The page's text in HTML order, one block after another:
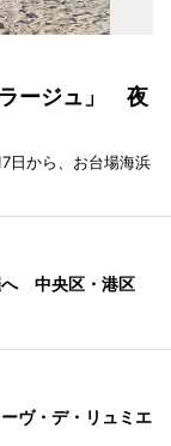
ラージュ」 夜
日から、お台場海浜
へ 中央区・港区
ヴ・デ・リュミエ